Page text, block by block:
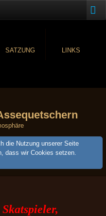
SATZUNG LINKS
die Nutzung unserer Seite
dass wir Cookies setzen.